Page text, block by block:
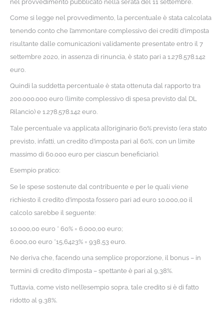
nel provvedimento pubblicato nella serata del 11 settembre.
Come si legge nel provvedimento, la percentuale è stata calcolata
tenendo conto che l’ammontare complessivo dei crediti d’imposta
risultante dalle comunicazioni validamente presentate entro il 7
settembre 2020, in assenza di rinuncia, è stato pari a 1.278.578.142
euro.
Quindi la suddetta percentuale è stata ottenuta dal rapporto tra
200.000.000 euro (limite complessivo di spesa previsto dal DL
Rilancio) e 1.278.578.142 euro.
Tale percentuale va applicata all’originario 60% previsto (era stato
previsto, infatti, un credito d’imposta pari al 60%, con un limite
massimo di 60.000 euro per ciascun beneficiario).
Esempio pratico:
Se le spese sostenute dal contribuente e per le quali viene
richiesto il credito d’imposta fossero pari ad euro 10.000,00 il
calcolo sarebbe il seguente:
10.000,00 euro * 60% = 6.000,00 euro;
6.000,00 euro *15,6423% = 938,53 euro.
Ne deriva che, facendo una semplice proporzione, il bonus – in
termini di credito d’imposta – spettante è pari al 9,38%.
Tuttavia, come visto nell’esempio sopra, tale credito si è di fatto
ridotto al 9,38%.